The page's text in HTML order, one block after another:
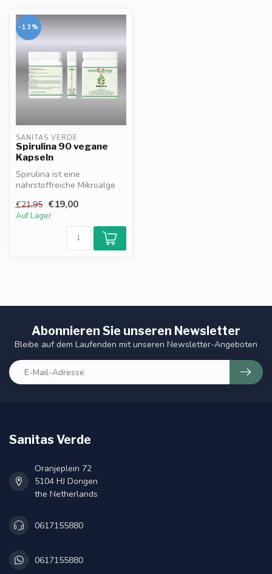
-13%
SANITAS VERDE
Spirulina 90 vegane
Kapseln
Spirulina ist eine
nährstoffreiche Mikroalge
Mineralstof...
€21,95 €19,00
Auf Lager
Abonnieren Sie unseren Newsletter
Bleibe auf dem Laufenden mit unseren Newsletter-Angeboten
Sanitas Verde
Oranjeplein 72
5104 HJ Dongen
the Netherlands
0617155880
0617155880